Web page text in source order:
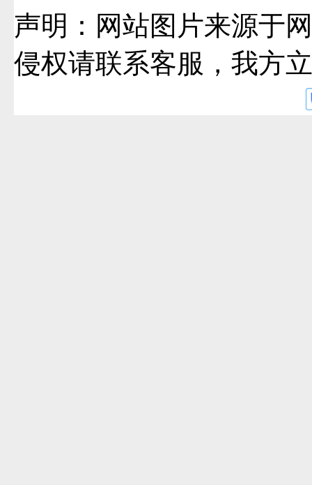
声明：网站图片来源于
侵权请联系客服，我方